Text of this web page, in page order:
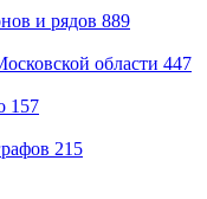
и рядов 889
области 447
157
215